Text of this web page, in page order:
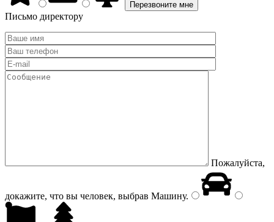
Письмо директору
Пожалуйста,
докажите, что вы человек, выбрав Машину.